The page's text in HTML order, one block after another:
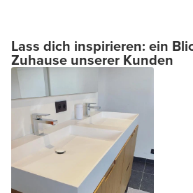
Lass dich inspirieren: ein
Zuhause unserer Kunden